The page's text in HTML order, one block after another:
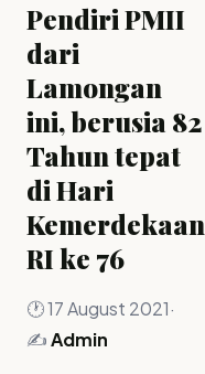
Pendiri PMII
dari
Lamongan
ini, berusia 82
Tahun tepat
di Hari
Kemerdekaan
RI ke 76
🕐 17 August 2021·
✍️Admin